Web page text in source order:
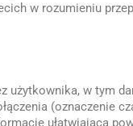
w rozumieniu
użytkownika, w tym
(oznaczenie
ułatwiającą